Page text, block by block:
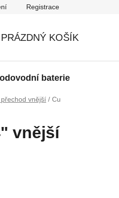
Registrace
PRÁZDNÝ KOŠÍK
baterie
vnější / Cu
vnější